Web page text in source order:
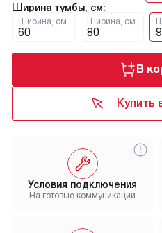
Ширина тумбы, см:
Ширина, см.
60
Ширина, см.
80
В
Купить
Условия подключения
На готовые коммуникации